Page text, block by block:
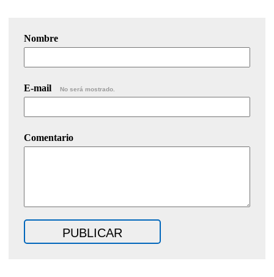
Nombre
E-mail No será mostrado.
Comentario